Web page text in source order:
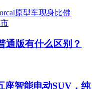
通版有什么区别？
座智能电动SUV，纯